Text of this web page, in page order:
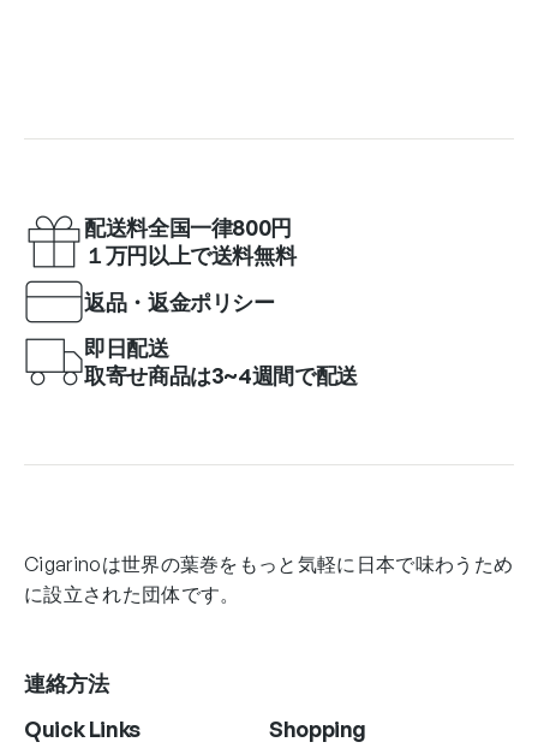
配送料全国一律800円
１万円以上で送料無料
返品・返金ポリシー
即日配送
取寄せ商品は3~4週間で配送
Cigarinoは世界の葉巻をもっと気軽に日本で味わうため
に設立された団体です。
連絡方法
Quick Links
Shopping